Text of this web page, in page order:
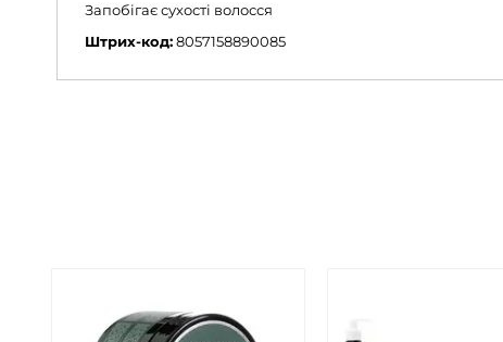
Запобігає сухості волосся
Штрих-код:8057158890085